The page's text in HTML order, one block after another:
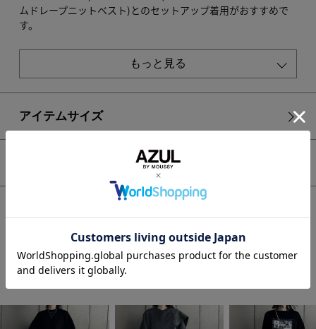
ムドレープニットベスト)とのセットアップ着用がおすすめで
す。
季節問わず着用していただける一着です。
す。
■モデル身長：167cm、着用サイズ：Mサイズ
※画像の商品はサンプルです。実際の商品と仕様、加工が若干
異なる場合があります。
※画像の商品は光の照射や角度、お使いのモニター環境によ
り、実物と色味が異なる場合がございます。
※着用、お取り扱いの際は、アテンションタグをご確認くださ
もっと見る
アイテムサイズ
【PLUS】コクーンパターンニットスカート